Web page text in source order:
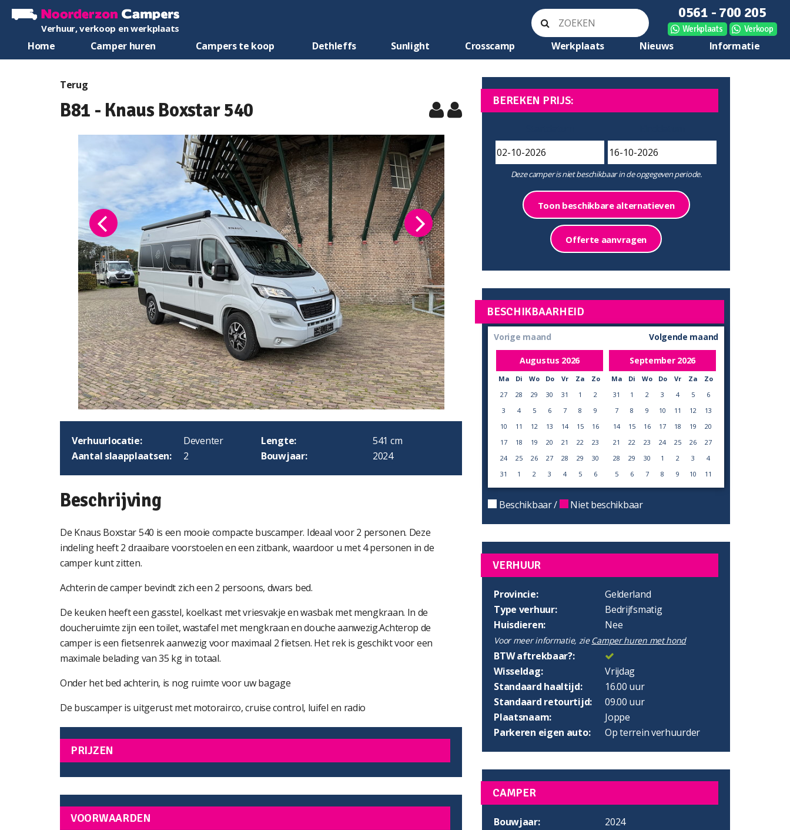
Verhuur, verkoop en werkplaats
0561 - 700 205
Werkplaats Verkoop
Home Camper huren Campers te koop Dethleffs Sunlight Crosscamp Werkplaats Nieuws Informatie
Terug
B81 - Knaus Boxstar 540
Verhuurlocatie: Deventer Lengte:
541 cm
Aantal slaapplaatsen:
2 Bouwjaar: 2024
Beschrijving
De Knaus Boxstar 540 is een mooie compacte buscamper. Ideaal voor 2 personen. Deze
indeling heeft 2 draaibare voorstoelen en een zitbank, waardoor u met 4 personen in de
camper kunt zitten.
Achterin de camper bevindt zich een 2 persoons, dwars bed.
De keuken heeft een gasstel, koelkast met vriesvakje en wasbak met mengkraan. In de
doucheruimte zijn een toilet, wastafel met mengkraan en douche aanwezig.Achterop de
camper is een fietsenrek aanwezig voor maximaal 2 fietsen. Het rek is geschikt voor een
maximale belading van 35 kg in totaal.
Onder het bed achterin, is nog ruimte voor uw bagage
De buscamper is uitgerust met motorairco, cruise control, luifel en radio
PRIJZEN
VOORWAARDEN
BEREKEN PRIJS:
Deze camper is niet beschikbaar in de opgegeven periode.
Toon beschikbare alternatieven
Offerte aanvragen
BESCHIKBAARHEID
Vorige maand
Augustus 2026
Ma Di Wo Do Vr Za
Zo
27
28 29 30 31 1
2
3
4 5 6 7 8
9
10
11 12 13 14 15
16
17
18 19 20 21 22
23
24
25 26 27 28 29
30
31
1 2 3 4 5 6
Volgende maand
September 2026
Ma Di Wo Do Vr Za
Zo
31
1 2 3 4 5
6
7
8 9 10 11 12
13
14
15 16 17 18 19
20
21
22 23 24 25 26
27
28
29 30 1 2 3
4
5
6 7 8 9 10 11
Beschikbaar / Niet beschikbaar
VERHUUR
Provincie:
Gelderland
Type verhuur:
Bedrijfsmatig
Huisdieren:
Nee
Voor meer informatie, zie Camper huren met hond
BTW aftrekbaar?:
Wisseldag:
Vrijdag
Standaard haaltijd:
16.00 uur
Standaard retourtijd:
09.00 uur
Plaatsnaam:
Joppe
Parkeren eigen auto:
Op terrein verhuurder
CAMPER
Bouwjaar:
2024